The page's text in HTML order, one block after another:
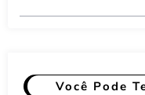
Você Pode